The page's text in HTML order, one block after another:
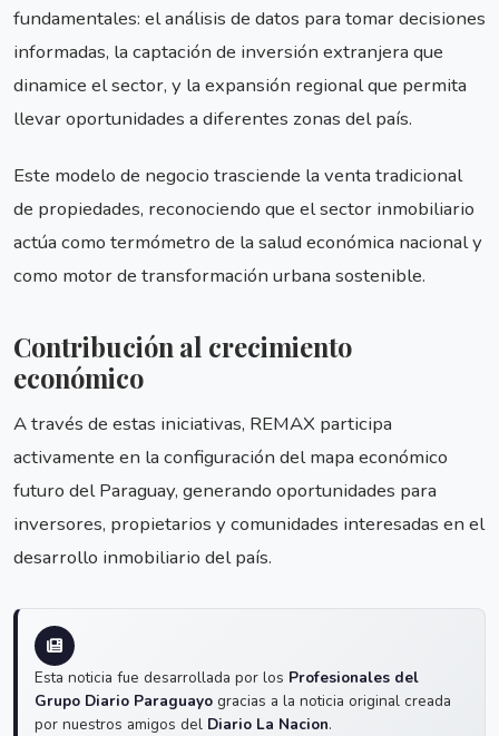
fundamentales: el análisis de datos para tomar decisiones
informadas, la captación de inversión extranjera que
dinamice el sector, y la expansión regional que permita
llevar oportunidades a diferentes zonas del país.
Este modelo de negocio trasciende la venta tradicional
de propiedades, reconociendo que el sector inmobiliario
actúa como termómetro de la salud económica nacional y
como motor de transformación urbana sostenible.
Contribución al crecimiento
económico
A través de estas iniciativas, REMAX participa
activamente en la configuración del mapa económico
futuro del Paraguay, generando oportunidades para
inversores, propietarios y comunidades interesadas en el
desarrollo inmobiliario del país.
Esta noticia fue desarrollada por los Profesionales del
Grupo Diario Paraguayo gracias a la noticia original creada
por nuestros amigos del Diario La Nacion.